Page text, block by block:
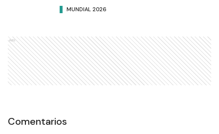
MUNDIAL 2026
Ads
Comentarios